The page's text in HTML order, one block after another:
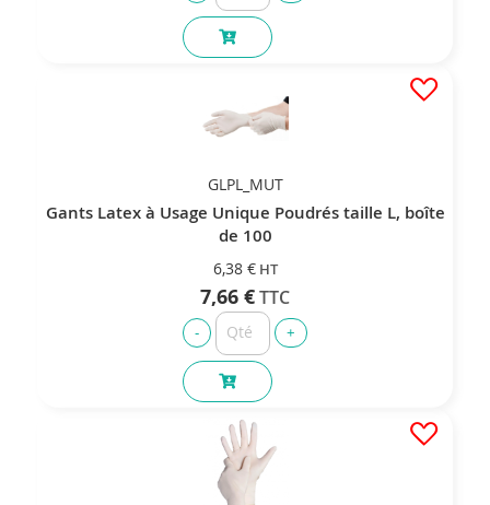
GLPL_MUT
Gants Latex à Usage Unique Poudrés taille L, boîte
de 100
6,38 €
7,66 €